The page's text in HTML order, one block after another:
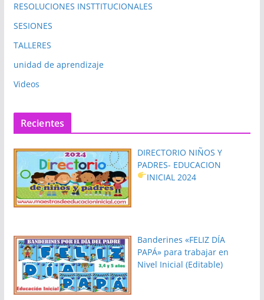
RESOLUCIONES INSTTITUCIONALES
SESIONES
TALLERES
unidad de aprendizaje
Videos
Recientes
DIRECTORIO NIÑOS Y
PADRES- EDUCACION
INICIAL 2024
Banderines «FELIZ DÍA
PAPÁ» para trabajar en
Nivel Inicial (Editable)